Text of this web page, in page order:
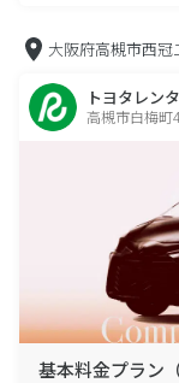
大阪府高槻市西冠
トヨタレン
高槻市白梅
基本料金プラン（